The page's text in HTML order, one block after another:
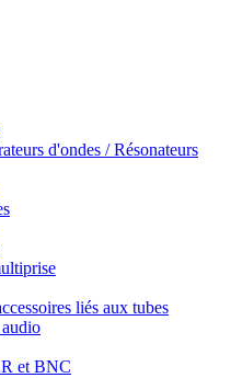
d'ondes / Résonateurs
liés aux tubes
et BNC